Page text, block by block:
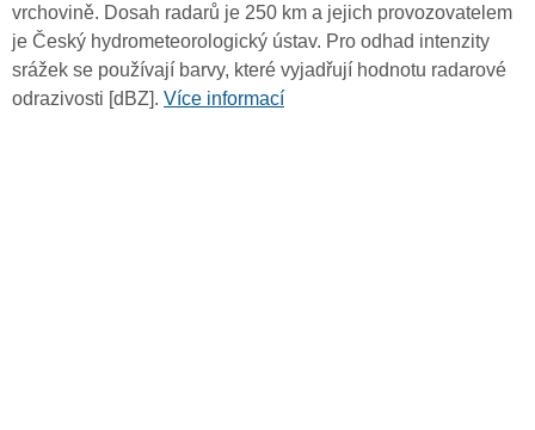
vrchovině. Dosah radarů je 250 km a jejich provozovatelem
je Český hydrometeorologický ústav. Pro odhad intenzity
srážek se používají barvy, které vyjadřují hodnotu radarové
odrazivosti [dBZ]. Více informací